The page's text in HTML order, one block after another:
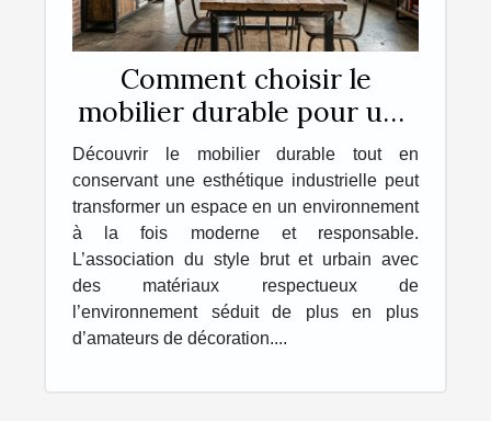
Comment choisir le
mobilier durable pour une
esthétique industrielle ?
Découvrir le mobilier durable tout en
conservant une esthétique industrielle peut
transformer un espace en un environnement
à la fois moderne et responsable.
L’association du style brut et urbain avec
des matériaux respectueux de
l’environnement séduit de plus en plus
d’amateurs de décoration....